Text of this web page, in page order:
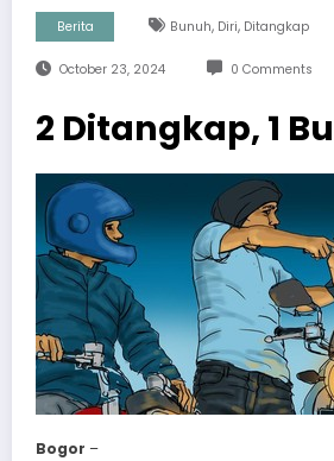
Berita Bunuh, Diri, Ditangkap
October 23, 2024 0 Comments
2 Ditangkap, 1
Bogor –